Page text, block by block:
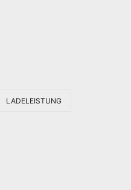
LADELEISTUNG